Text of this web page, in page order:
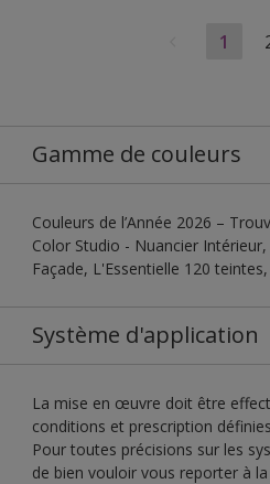
1
Gamme de couleurs
Couleurs de l’Année 2026 –
Color Studio - Nuancier
Façade, L'Essentielle 120
Système d'application
La mise en œuvre doit être
conditions et prescription
Pour toutes précisions sur les
de bien vouloir vous reporter à